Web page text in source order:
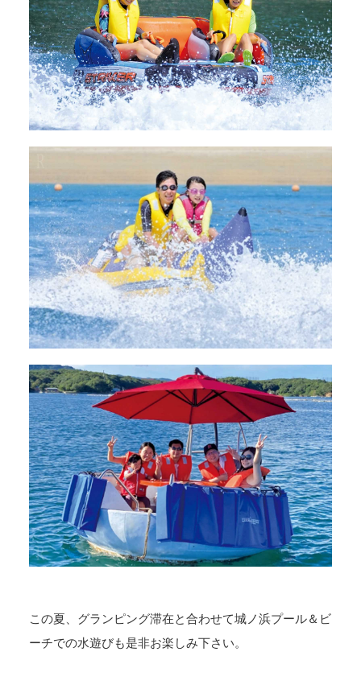
この夏、グランピング滞在と合わせて城ノ浜プール＆ビ
ーチでの水遊びも是非お楽しみ下さい。